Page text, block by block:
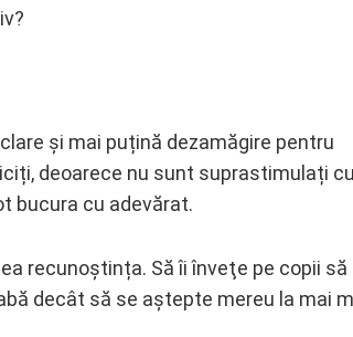
și mai puțină dezamăgire pentru
deoarece nu sunt suprastimulați
bucura cu adevărat.
recunoștința. Să îi înveţe pe copii să
decât să se aștepte mereu la mai